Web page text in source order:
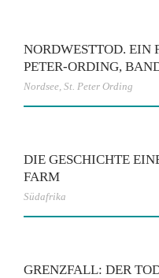
NORDWESTTOD. EIN
PETER-ORDING,
Nordsee, St. Peter Ording
DIE GESCHICHTE
FARM
Südafrika
GRENZFALL: DER